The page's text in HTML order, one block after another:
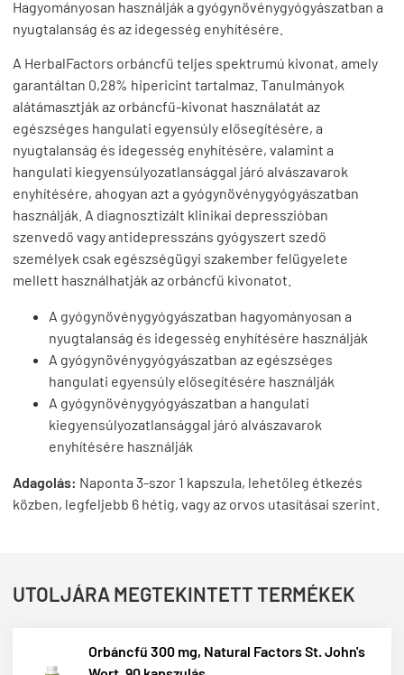
Hagyományosan használják a gyógynövénygyógyászatban a
nyugtalanság és az idegesség enyhítésére.
A HerbalFactors orbáncfű teljes spektrumú kivonat, amely
garantáltan 0,28% hipericint tartalmaz. Tanulmányok
alátámasztják az orbáncfű-kivonat használatát az
egészséges hangulati egyensúly elősegítésére, a
nyugtalanság és idegesség enyhítésére, valamint a
hangulati kiegyensúlyozatlansággal járó alvászavarok
enyhítésére, ahogyan azt a gyógynövénygyógyászatban
használják. A diagnosztizált klinikai depresszióban
szenvedő vagy antidepresszáns gyógyszert szedő
személyek csak egészségügyi szakember felügyelete
mellett használhatják az orbáncfű kivonatot.
A gyógynövénygyógyászatban hagyományosan a
nyugtalanság és idegesség enyhítésére használják
A gyógynövénygyógyászatban az egészséges
hangulati egyensúly elősegítésére használják
A gyógynövénygyógyászatban a hangulati
kiegyensúlyozatlansággal járó alvászavarok
enyhítésére használják
Adagolás: Naponta 3-szor 1 kapszula, lehetőleg étkezés
közben, legfeljebb 6 hétig, vagy az orvos utasításai szerint.
UTOLJÁRA MEGTEKINTETT TERMÉKEK
Orbáncfű 300 mg, Natural Factors St. John's